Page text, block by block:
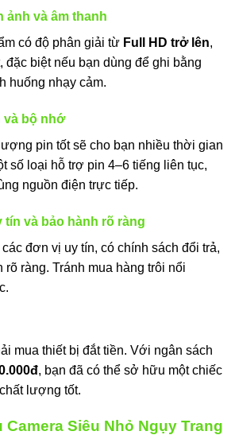
ảnh và âm thanh
có độ phân giải từ Full HD trở lên,
đặc biệt nếu bạn dùng để ghi bằng
huống nhạy cảm.
và bộ nhớ
pin tốt sẽ cho bạn nhiều thời gian
số loại hỗ trợ pin 4–6 tiếng liên tục,
nguồn điện trực tiếp.
và bảo hành rõ ràng
đơn vị uy tín, có chính sách đổi trả,
rõ ràng. Tránh mua hàng trôi nổi
mua thiết bị đắt tiền. Với ngân sách
, bạn đã có thể sở hữu một chiếc
lượng tốt.
Camera Siêu Nhỏ Ngụy Trang